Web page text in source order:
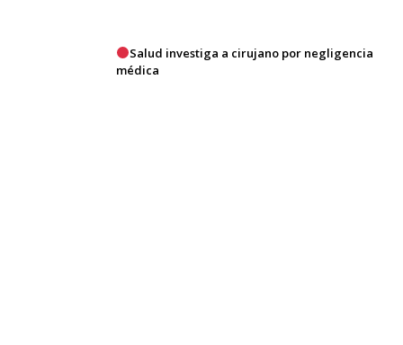
Salud investiga a cirujano por negligencia
médica